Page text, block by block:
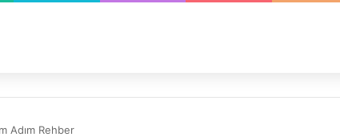
Adım Rehber